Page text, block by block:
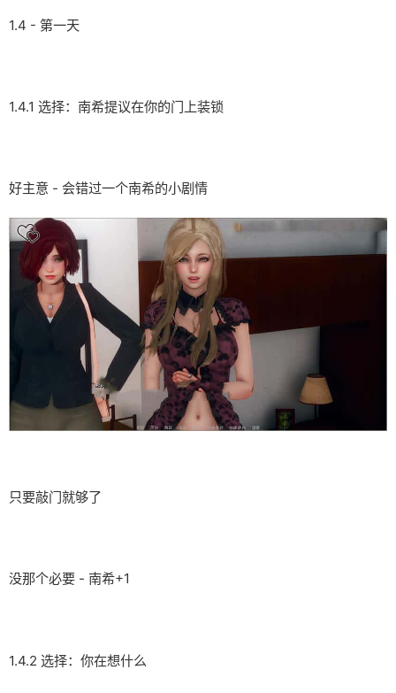
1.4 - 第一天
1.4.1 选择：南希提议在你的门上装锁
好主意 - 会错过一个南希的小剧情
只要敲门就够了
没那个必要 - 南希+1
1.4.2 选择：你在想什么